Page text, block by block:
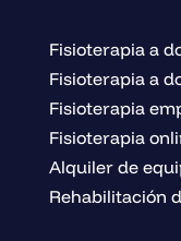
Fisioterapia a
Fisioterapia a
Fisioterapia
Fisioterapia
Alquiler de
Rehabilitación